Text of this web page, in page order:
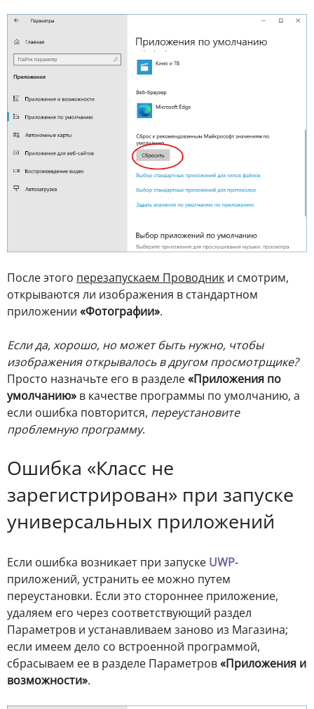
После этого перезапускаем Проводник и смотрим,
открываются ли изображения в стандартном
приложении «Фотографии».
Если да, хорошо, но может быть нужно, чтобы
изображения открывалось в другом просмотрщике?
Просто назначьте его в разделе«Приложения по
умолчанию» в качестве программы по умолчанию, а
если ошибка повторится, переустановите
проблемную программу.
Ошибка «Класс не
зарегистрирован» при запуске
универсальных приложений
Если ошибка возникает при запуске UWP-
приложений, устранить ее можно путем
переустановки. Если это стороннее приложение,
удаляем его через соответствующий раздел
Параметров и устанавливаем заново из Магазина;
если имеем дело со встроенной программой,
сбрасываем ее в разделе Параметров«Приложения и
возможности».